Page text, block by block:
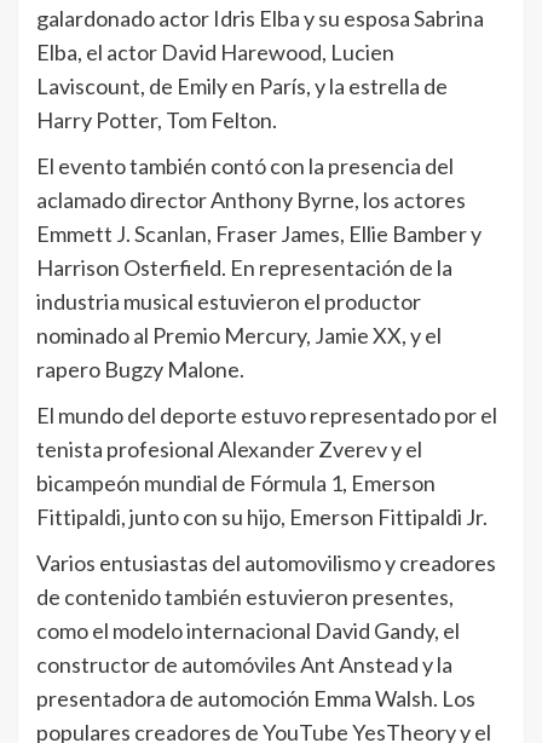
galardonado actor Idris Elba y su esposa Sabrina
Elba, el actor David Harewood, Lucien
Laviscount, de Emily en París, y la estrella de
Harry Potter, Tom Felton.
El evento también contó con la presencia del
aclamado director Anthony Byrne, los actores
Emmett J. Scanlan, Fraser James, Ellie Bamber y
Harrison Osterfield. En representación de la
industria musical estuvieron el productor
nominado al Premio Mercury, Jamie XX, y el
rapero Bugzy Malone.
El mundo del deporte estuvo representado por el
tenista profesional Alexander Zverev y el
bicampeón mundial de Fórmula 1, Emerson
Fittipaldi, junto con su hijo, Emerson Fittipaldi Jr.
Varios entusiastas del automovilismo y creadores
de contenido también estuvieron presentes,
como el modelo internacional David Gandy, el
constructor de automóviles Ant Anstead y la
presentadora de automoción Emma Walsh. Los
populares creadores de YouTube YesTheory y el